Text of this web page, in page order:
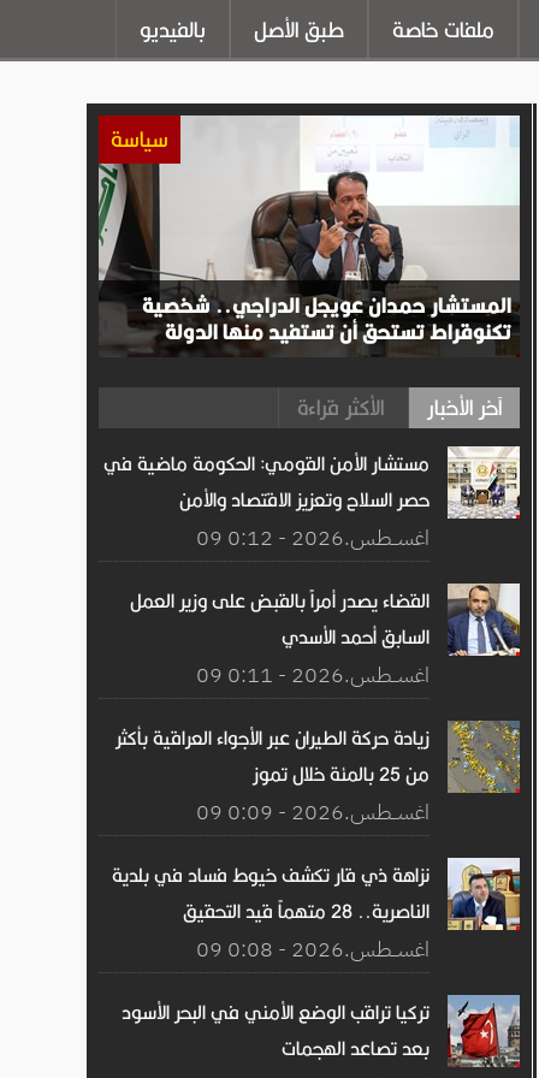
ملفات خاصة طبق الأصل بالفيديو
سياسة
المستشار حمدان عويجل الدراجي.. شخصية
تكنوقراط تستحق أن تستفيد منها الدولة
آخر الأخبار الأكثر قراءة
مستشار الأمن القومي: الحكومة ماضية في
حصر السلاح وتعزيز الاقتصاد والأمن
09 اغســطس.2026 - 0:12
القضاء يصدر أمراً بالقبض على وزير العمل
السابق أحمد الأسدي
09 اغســطس.2026 - 0:11
زيادة حركة الطيران عبر الأجواء العراقية بأكثر
من 25 بالمئة خلال تموز
09 اغســطس.2026 - 0:09
نزاهة ذي قار تكشف خيوط فساد في بلدية
الناصرية.. 28 متهماً قيد التحقيق
09 اغســطس.2026 - 0:08
تركيا تراقب الوضع الأمني ​​في البحر الأسود
بعد تصاعد الهجمات